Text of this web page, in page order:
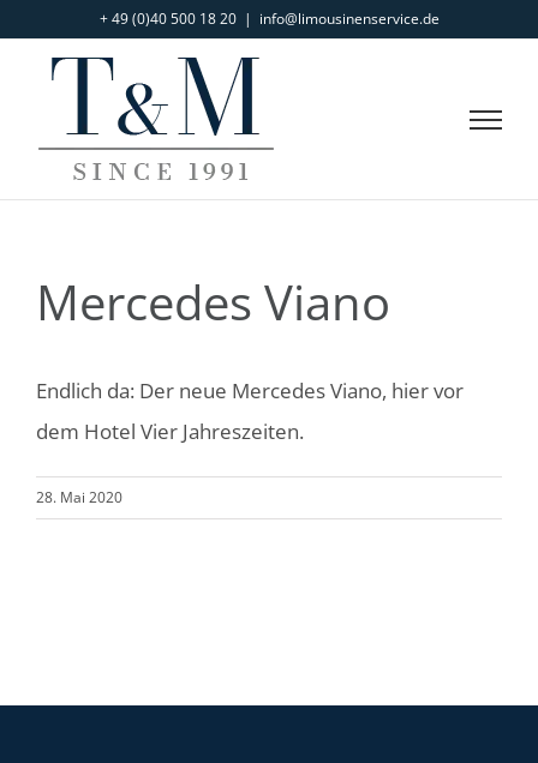
+ 49 (0)40 500 18 20 | info@limousinenservice.de
Mercedes Viano
Endlich da: Der neue Mercedes Viano, hier vor
dem Hotel Vier Jahreszeiten.
28. Mai 2020